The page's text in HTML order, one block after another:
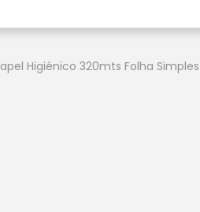
Higiénico 320mts Folha Simples